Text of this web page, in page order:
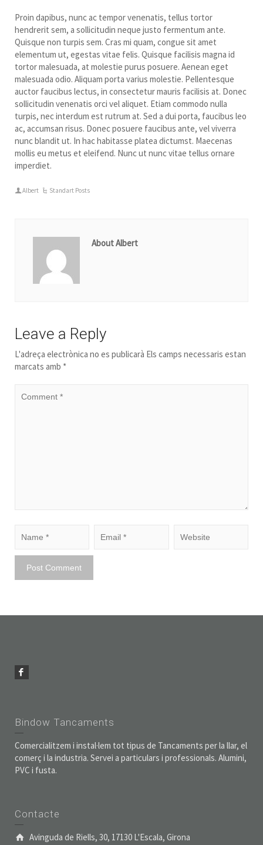
Proin dapibus, nunc ac tempor venenatis, tellus tortor
hendrerit sem, a sollicitudin neque justo fermentum ante.
Quisque non turpis sem. Cras mi quam, congue sit amet
elementum ut, egestas vitae felis. Quisque facilisis magna id
tortor malesuada, at molestie purus posuere. Aenean eget
malesuada odio. Aliquam porta varius molestie. Pellentesque
auctor faucibus lectus, in consectetur mauris facilisis at. Donec
sollicitudin venenatis orci vel aliquet. Etiam commodo nulla
turpis, nec interdum est rutrum at. Sed a dui porta, faucibus leo
ac, accumsan risus. Donec posuere faucibus ante, vel viverra
nunc blandit ut. In hac habitasse platea dictumst. Maecenas
mollis eu metus et eleifend. Nunc ut nunc vitae tellus ornare
imperdiet.
Albert Standart Posts
About Albert
Leave a Reply
L'adreça electrònica no es publicarà Els camps necessaris estan
marcats amb *
Bindow Tancaments
Comercialitzem i instal·lem tot tipus de Tancaments per la llar, el
comerç i la industria. Servei a particulars i professionals. Alumini,
PVC i fusta.
Contacte
Avinguda de Riells, 30, 17130 L'Escala, Girona